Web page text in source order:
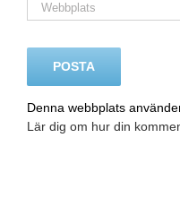
Denna webbplats
Lär dig om hur din